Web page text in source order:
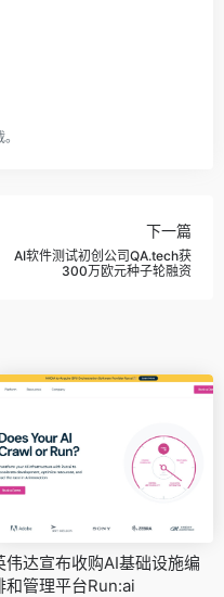
下一篇
AI软件测试初创公司QA.tech获
300万欧元种子轮融资
伟达宣布收购AI基础设施编
和管理平台Run:ai